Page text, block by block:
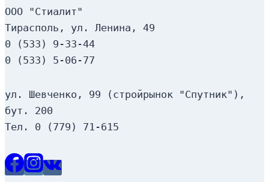
ООО "Стиалит"
Тирасполь, ул. Ленина, 49
0 (533) 9-33-44
0 (533) 5-06-77
ул. Шевченко, 99 (стройрынок "Спутник"),
бут. 200
Тел. 0 (779) 71-615